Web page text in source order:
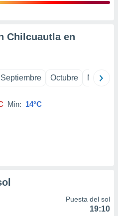
Chilcuautla en
Septiembre Octubre
Min: 14°C
Puesta del sol
19:10